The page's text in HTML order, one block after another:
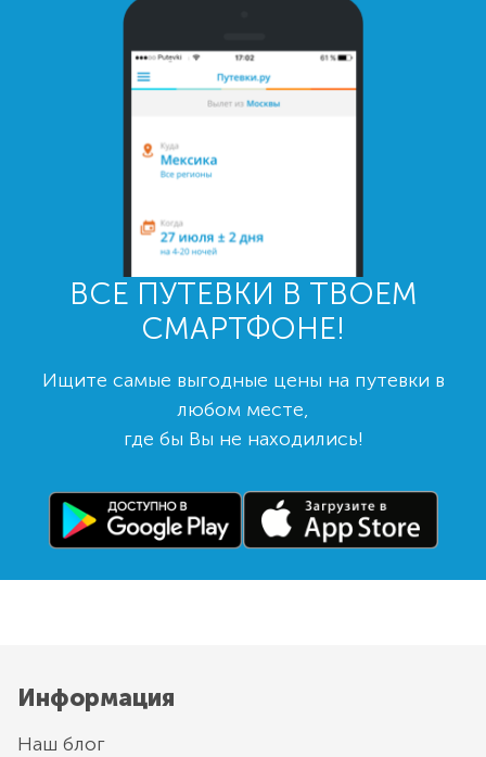
ВСЕ ПУТЕВКИ В ТВОЕМ
СМАРТФОНЕ!
Ищите самые выгодные цены на путевки в
любом месте,
где бы Вы не находились!
Информация
Наш блог